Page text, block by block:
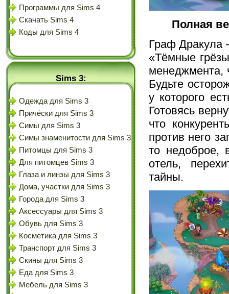
Программы для Sims 4
Скачать Sims 4
Коды для Sims 4
Sims 3:
Одежда для Sims 3
Причёски для Sims 3
Симы для Sims 3
Симы знаменитости для Sims 3
Питомцы для Sims 3
Для питомцев Sims 3
Глаза и линзы для Sims 3
Дома, участки для Sims 3
Города для Sims 3
Аксессуары для Sims 3
Обувь для Sims 3
Косметика для Sims 3
Транспорт для Sims 3
Скины для Sims 3
Еда для Sims 3
Мебель для Sims 3
Полная
Граф Дракула
«Тёмные
менеджмента,
Будьте
у которого
Готовясь
что
против него
то недоброе,
отель,
тайны.